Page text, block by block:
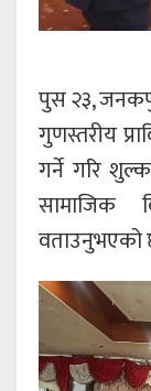
पुस २३,
गुणस्तरीय
गर्ने गरि
सामाजिक
वताउनुभएको